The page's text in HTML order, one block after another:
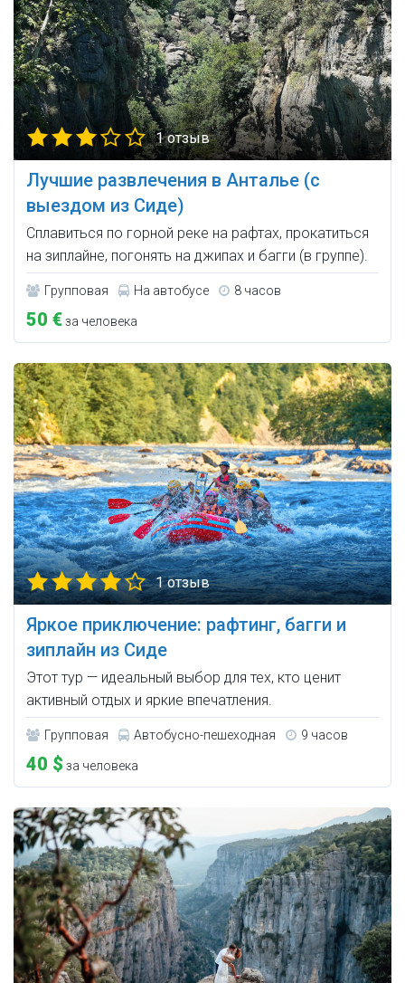
1 отзыв
Лучшие развлечения в Анталье (с
выездом из Сиде)
Сплавиться по горной реке на рафтах, прокатиться
на зиплайне, погонять на джипах и багги (в группе).
Групповая На автобусе 8 часов
50 €за человека
1 отзыв
Яркое приключение: рафтинг, багги и
зиплайн из Сиде
Этот тур — идеальный выбор для тех, кто ценит
активный отдых и яркие впечатления.
Групповая Автобусно-пешеходная 9 часов
40 $ за человека